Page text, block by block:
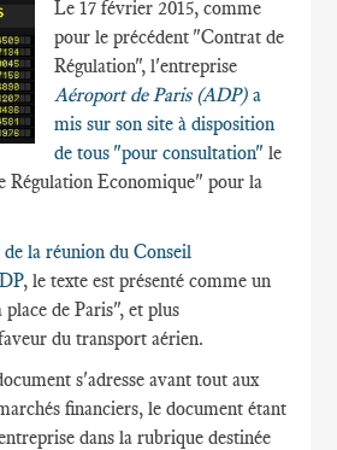
Le 17 février 2015, comme
pour le précédent "Contrat de
Régulation", l'entreprise
Aéroport de Paris (ADP)a
mis sur son site à disposition
de tous "pour consultation" le
Régulation Economique" pour la
de la réunion du Conseil
, le texte est présenté comme un
de Paris", et plus
du transport aérien.
s'adresse avant tout aux
financiers, le document étant
dans la rubrique destinée